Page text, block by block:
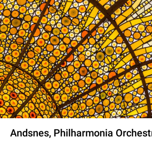
Andsnes, Philharmonia